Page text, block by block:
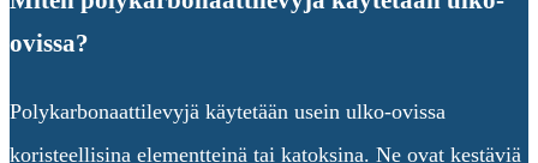
ovissa?
Polykarbonaattilevyjä käytetään usein ulko-ovissa
koristeellisina elementteinä tai katoksina. Ne ovat kestäviä